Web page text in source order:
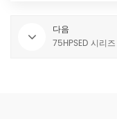
다음
75HPSED 시리